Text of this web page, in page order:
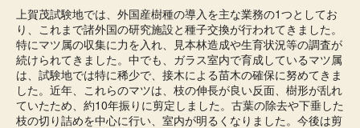
日
上賀茂試験地では、外国産樹種の導入を主な業務の1つとしてお
り、これまで諸外国の研究施設と種子交換が行われてきました。
特にマツ属の収集に力を入れ、見本林造成や生育状況等の調査が
続けられてきました。中でも、ガラス室内で育成しているマツ属
は、試験地では特に稀少で、接木による苗木の確保に努めてきま
した。近年、これらのマツは、枝の伸長が良い反面、樹形が乱れ
ていたため、約10年振りに剪定しました。古葉の除去や下垂した
枝の切り詰めを中心に行い、室内が明るくなりました。今後は剪